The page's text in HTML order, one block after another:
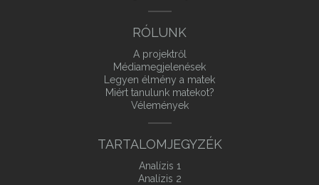
RÓLUNK
A projektről
Médiamegjelenések
Legyen élmény a matek
Miért tanulunk matekot?
Vélemények
TARTALOMJEGYZÉK
Analízis 1
Analízis 2